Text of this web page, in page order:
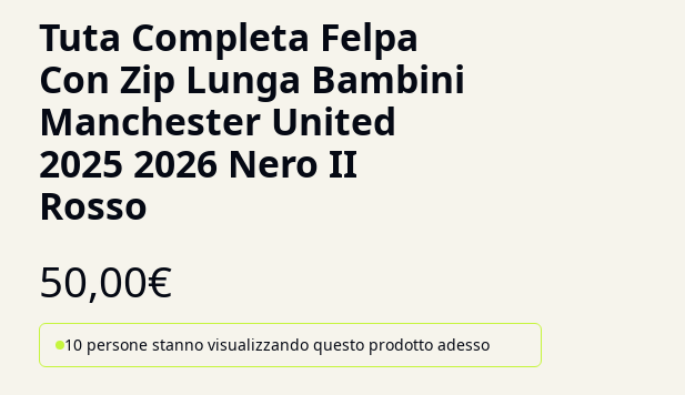
Tuta Completa Felpa
Con Zip Lunga Bambini
Manchester United
2025 2026 Nero II
Rosso
50,00€
10 persone stanno visualizzando questo prodotto adesso